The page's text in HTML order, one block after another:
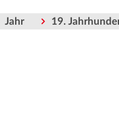
Jahr 19.